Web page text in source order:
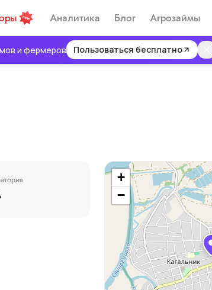
и фермеров Пользоваться бесплатно
Аналитика Блог Агрозаймы
+
−